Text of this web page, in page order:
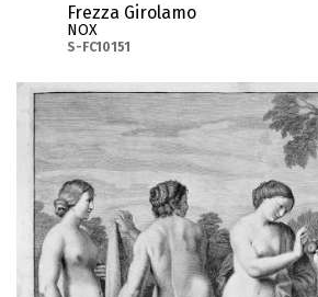
Frezza Girolamo
NOX
S-FC10151